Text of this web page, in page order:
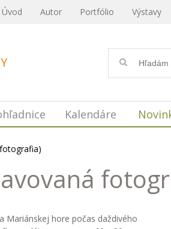
Úvod Autor Portfólio Výstavy
Mariánskej hore počas daždivého
Kalendáre